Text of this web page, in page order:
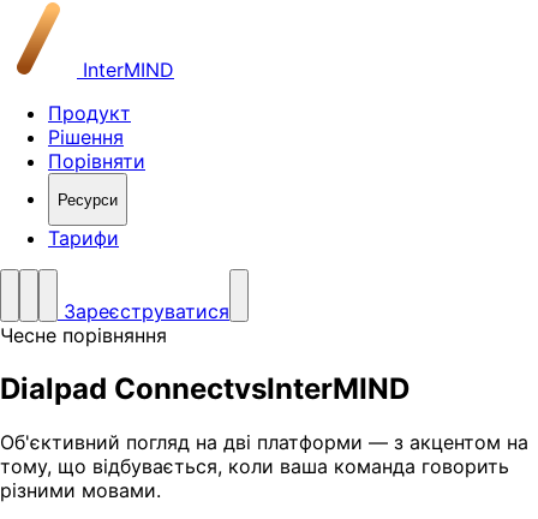
InterMIND
Продукт
Рішення
Порівняти
Ресурси
Тарифи
Зареєструватися
Чесне порівняння
Dialpad ConnectvsInterMIND
Об'єктивний погляд на дві платформи — з акцентом на
тому, що відбувається, коли ваша команда говорить
різними мовами.